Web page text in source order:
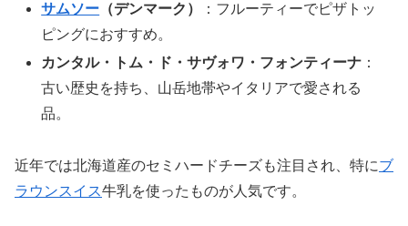
サムソー （デンマーク）
：フルーティーでピザトッ
ピングにおすすめ。
カンタル・トム・ド・サヴォワ・フォンティーナ ：
古い歴史を持ち、山岳地帯やイタリアで愛される
品。
近年では北海道産のセミハードチーズも注目され、特にブ
ラウンスイス牛乳を使ったものが人気です。